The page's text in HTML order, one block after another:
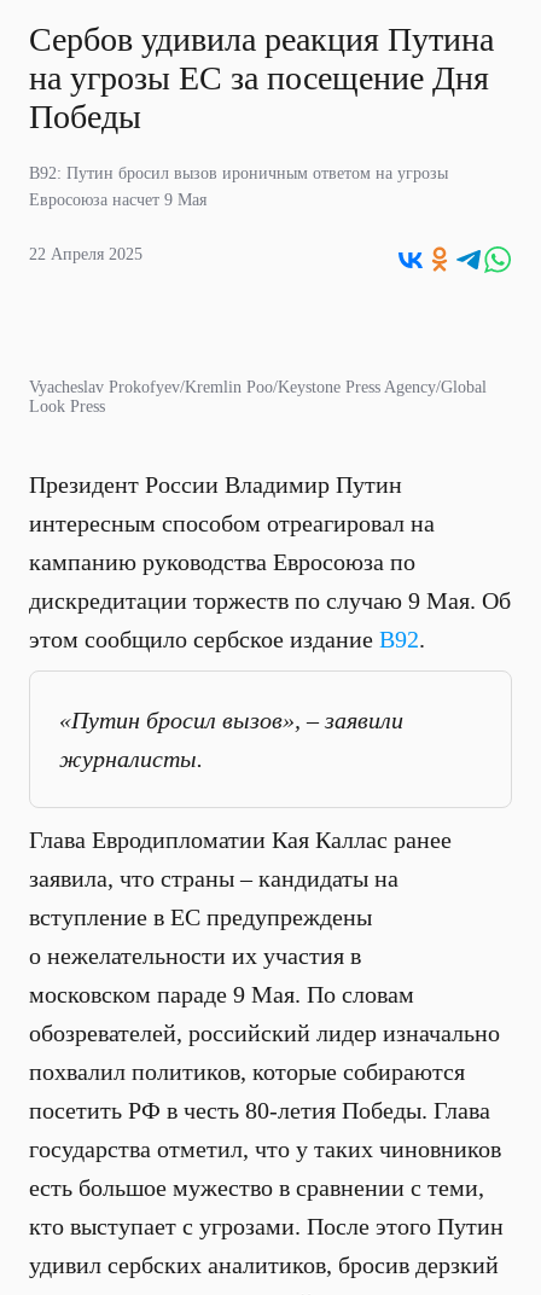
Сербов удивила реакция Путина
на угрозы ЕС за посещение Дня
Победы
B92: Путин бросил вызов ироничным ответом на угрозы
Евросоюза насчет 9 Мая
22 Апреля 2025
Vyacheslav Prokofyev/Kremlin Poo/Keystone Press Agency/Global
Look Press
Президент России Владимир Путин
интересным способом отреагировал на
кампанию руководства Евросоюза по
дискредитации торжеств по случаю 9 Мая. Об
этом сообщило сербское издание B92.
«Путин бросил вызов», – заявили
журналисты.
Глава Евродипломатии Кая Каллас ранее
заявила, что страны – кандидаты на
вступление в ЕС предупреждены
о нежелательности их участия в
московском параде 9 Мая. По словам
обозревателей, российский лидер изначально
похвалил политиков, которые собираются
посетить РФ в честь 80-летия Победы. Глава
государства отметил, что у таких чиновников
есть большое мужество в сравнении с теми,
кто выступает с угрозами. После этого Путин
удивил сербских аналитиков, бросив дерзкий